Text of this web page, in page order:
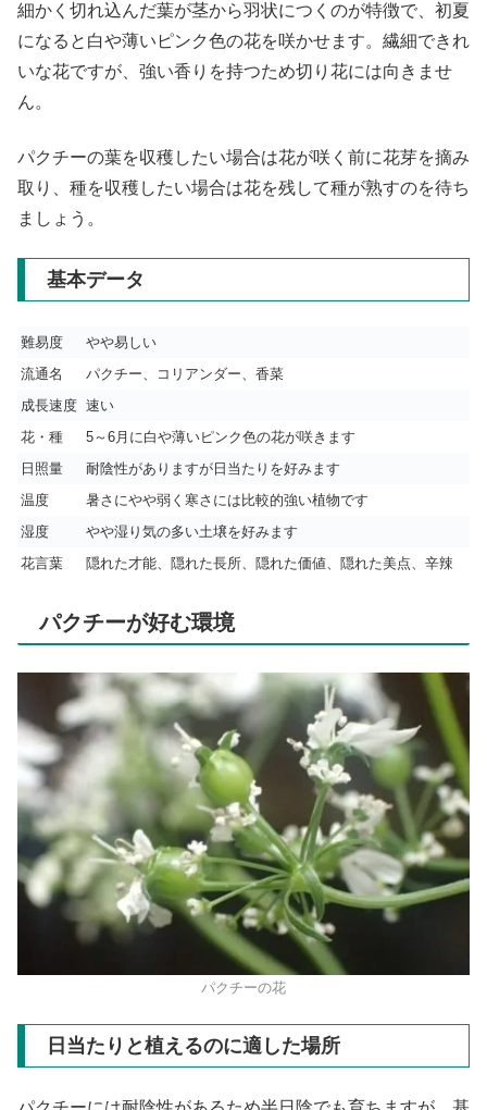
細かく切れ込んだ葉が茎から羽状につくのが特徴で、初夏
になると白や薄いピンク色の花を咲かせます。繊細できれ
いな花ですが、強い香りを持つため切り花には向きませ
ん。
パクチーの葉を収穫したい場合は花が咲く前に花芽を摘み
取り、種を収穫したい場合は花を残して種が熟すのを待ち
ましょう。
基本データ
難易度
やや易しい
流通名
パクチー、コリアンダー、香菜
成長速度 速い
花・種
5～6月に白や薄いピンク色の花が咲きます
日照量
耐陰性がありますが日当たりを好みます
温度
暑さにやや弱く寒さには比較的強い植物です
湿度
やや湿り気の多い土壌を好みます
花言葉
隠れた才能、隠れた長所、隠れた価値、隠れた美点、辛辣
パクチーが好む環境
パクチーの花
日当たりと植えるのに適した場所